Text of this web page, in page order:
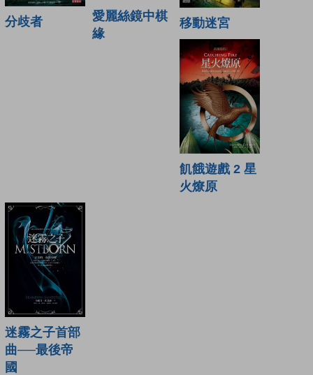
分歧者
愛麗絲鏡中棋
緣
移動迷宮
飢餓遊戲 2 星
火燎原
迷霧之子首部
曲──最後帝
國